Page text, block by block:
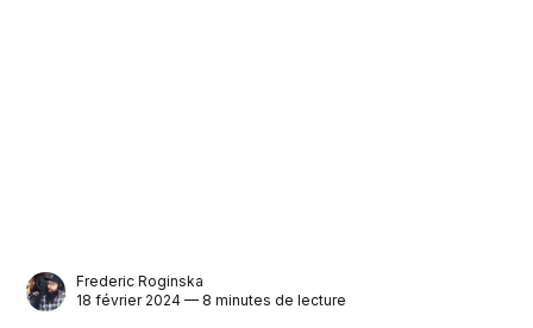
Frederic Roginska
18 février 2024 — 8 minutes de lecture